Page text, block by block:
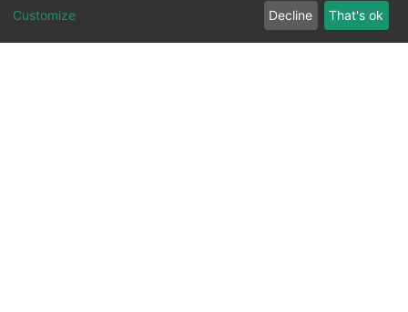
Customize Decline That's ok